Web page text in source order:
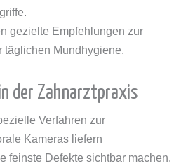
gezielte Empfehlungen zur
täglichen Mundhygiene.
der Zahnarztpraxis
Verfahren zur
Kameras liefern
feinste Defekte sichtbar machen.